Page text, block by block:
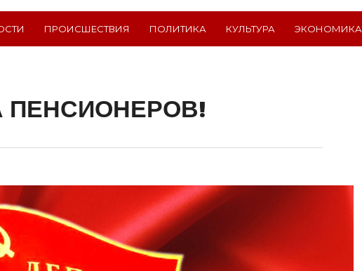
ПРОИСШЕСТВИЯ ПОЛИТИКА КУЛЬТУРА ЭКОНОМИКА
ПЕНСИОНЕРОВ!